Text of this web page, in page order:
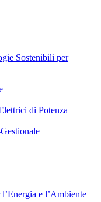
Sostenibili per
di Potenza
e l’Ambiente